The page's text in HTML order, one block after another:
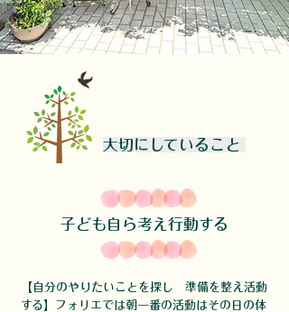
大切にしていること
子ども自ら考え行動する
【自分のやりたいことを探し 準備を整え活動
する】 フォリエでは朝一番の活動は​​​その日の体